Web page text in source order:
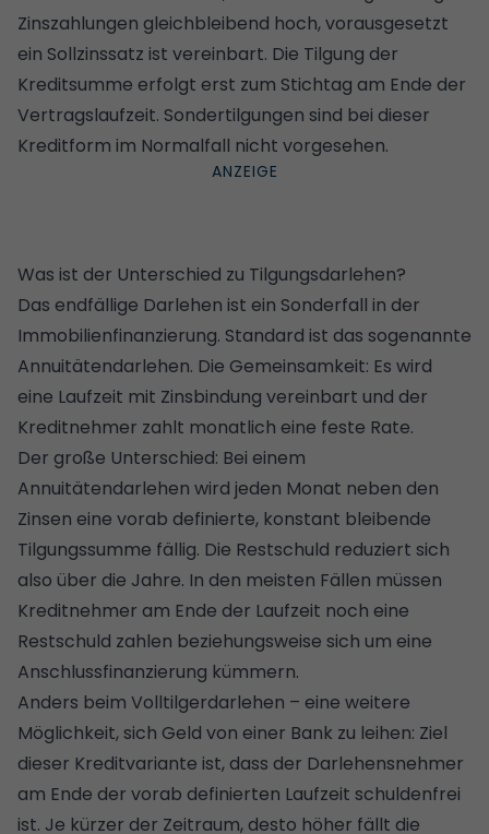
Zinszahlungen gleichbleibend hoch, vorausgesetzt
ein Sollzinssatz ist vereinbart. Die Tilgung der
Kreditsumme erfolgt erst zum Stichtag am Ende der
Vertragslaufzeit. Sondertilgungen sind bei dieser
Kreditform im Normalfall nicht vorgesehen.
Was ist der Unterschied zu Tilgungsdarlehen?
Das endfällige Darlehen ist ein Sonderfall in der
Immobilienfinanzierung. Standard ist das sogenannte
Annuitätendarlehen. Die Gemeinsamkeit: Es wird
eine Laufzeit mit Zinsbindung vereinbart und der
Kreditnehmer zahlt monatlich eine feste Rate.
Der große Unterschied: Bei einem
Annuitätendarlehen wird jeden Monat neben den
Zinsen eine vorab definierte, konstant bleibende
Tilgungssumme fällig. Die Restschuld reduziert sich
also über die Jahre. In den meisten Fällen müssen
Kreditnehmer am Ende der Laufzeit noch eine
Restschuld zahlen beziehungsweise sich um eine
Anschlussfinanzierung kümmern.
Anders beim Volltilgerdarlehen – eine weitere
Möglichkeit, sich Geld von einer Bank zu leihen: Ziel
dieser Kreditvariante ist, dass der Darlehensnehmer
am Ende der vorab definierten Laufzeit schuldenfrei
ist. Je kürzer der Zeitraum, desto höher fällt die